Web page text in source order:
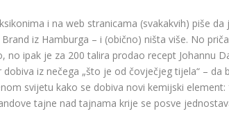
i na web stranicama (svakakvih) piše da
iz Hamburga – i (obično) ništa više. No
no ipak je za 200 talira prodao recept Johannu
iz nečega „što je od čovječjeg tijela“ –
svijetu kako se dobiva novi kemijski
tajne nad tajnama krije se posve